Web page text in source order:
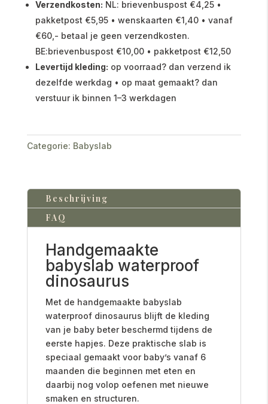
Verzendkosten: NL: brievenbuspost €4,25 •
pakketpost €5,95 • wenskaarten €1,40 • vanaf
€60,- betaal je geen verzendkosten.
BE:brievenbuspost €10,00 • pakketpost €12,50
Levertijd kleding: op voorraad? dan verzend ik
dezelfde werkdag • op maat gemaakt? dan
verstuur ik binnen 1–3 werkdagen
Categorie: Babyslab
Beschrijving
FAQ
Handgemaakte
babyslab waterproof
dinosaurus
Met de handgemaakte babyslab
waterproof dinosaurus blijft de kleding
van je baby beter beschermd tijdens de
eerste hapjes. Deze praktische slab is
speciaal gemaakt voor baby’s vanaf 6
maanden die beginnen met eten en
daarbij nog volop oefenen met nieuwe
smaken en structuren.